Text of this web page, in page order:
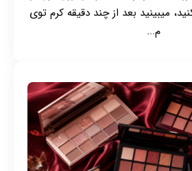
میبینید بعد از چند دقیقه کرم توی
م...